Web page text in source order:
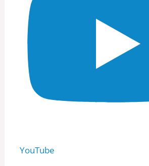
YouTube